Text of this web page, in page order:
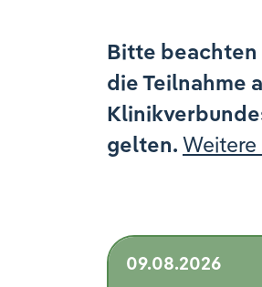
Bitte beachten
die Teilnahme
gelten.